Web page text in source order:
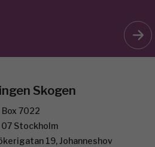
Skogen
Box 7022
07 Stockholm
19, Johanneshov